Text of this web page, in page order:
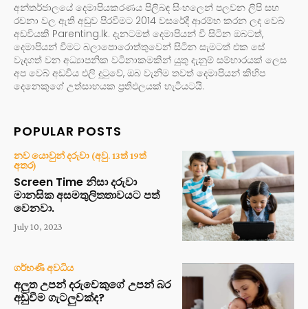
අන්තර්ජාලයේ දෙමාපියකරණය පිලිබඳ සිංහලෙන් පලවන ලිපි සහ
රචනා වල ඇති අඩුව පිරවීමට 2014 වසරේදී ආරම්භ කරන ලද වෙබ්
අඩවියකි Parenting.lk. දැනටමත් දෙමාපියන් වී සිටින ඔබටත්,
දෙමාපියන් වීමට බලාපොරොත්තුවෙන් සිටින සැමටත් එක සේ
වැදගත් වන අධ්‍යාපනික වටිනාකමකින් යුතු දැනුම් සම්භාරයක් ලෙස
අප වෙබ් අඩවිය එලි දුටුවේ, ඔබ වැනිම තවත් දෙමාපියන් කිහිප
දෙනෙකුගේ උත්සාහයක ප්‍රතිඵලයක් හැටියටයි.
POPULAR POSTS
නව යොවුන් දරුවා (අවු. 13ත් 19ත්
අතර)
Screen Time නිසා දරුවා
මානසික අසමතුලිතතාවයට පත්
වෙනවා.
July 10, 2023
ගර්භණී අවධිය
අලුත උපන් දරුවෙකුගේ උපන් බර
අඩුවීම ගැටලුවක්ද?